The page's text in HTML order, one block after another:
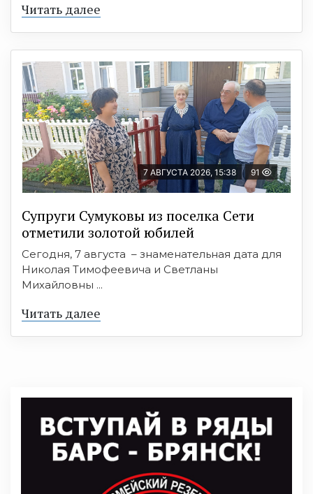
Читать далее
7 АВГУСТА 2026, 15:38 91
Супруги Сумуковы из поселка Сети
отметили золотой юбилей
Сегодня, 7 августа – знаменательная дата для
Николая Тимофеевича и Светланы
Михайловны ...
Читать далее